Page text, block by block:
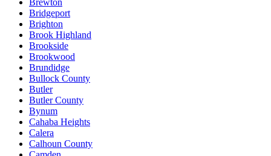
Bridgeport
Brighton
Brook Highland
Brookside
Brookwood
Brundidge
Bullock County
Butler
Butler County
Bynum
Cahaba Heights
Calera
Calhoun County